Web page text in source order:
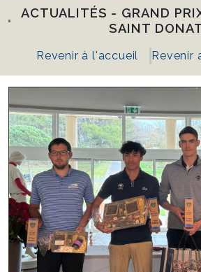
ACTUALITÉS - GRAND
SAINT
Revenir à l'accueil Revenir